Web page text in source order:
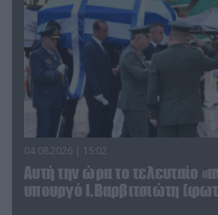
04.08.2026 | 15:02
Αυτή την ώρα το τελευταίο
υπουργό Ι.Βαρβιτσιώτη